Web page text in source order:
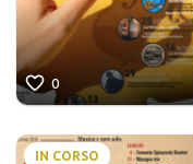
0
IN CORSO